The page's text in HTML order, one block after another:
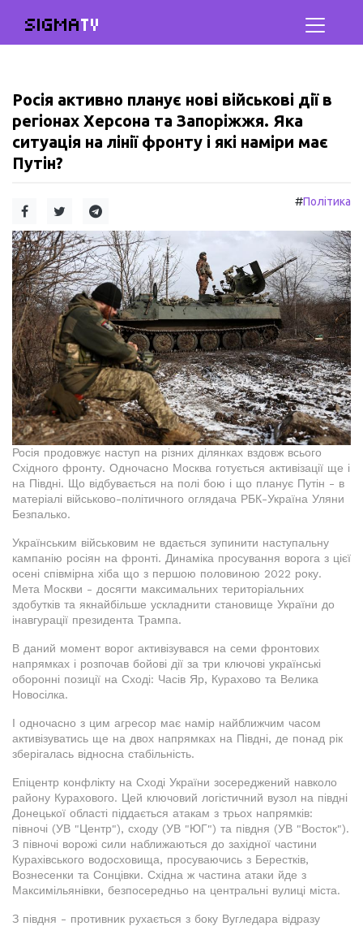
SIGMATV
Росія активно планує нові військові дії в
регіонах Херсона та Запоріжжя. Яка
ситуація на лінії фронту і які наміри має
Путін?
#Політика
Росія продовжує наступ на різних ділянках вздовж всього
Східного фронту. Одночасно Москва готується активізації ще і
на Півдні. Що відбувається на полі бою і що планує Путін - в
матеріалі військово-політичного оглядача РБК-Україна Уляни
Безпалько.
Українським військовим не вдається зупинити наступальну
кампанію росіян на фронті. Динаміка просування ворога з цієї
осені співмірна хіба що з першою половиною 2022 року.
Мета Москви - досягти максимальних територіальних
здобутків та якнайбільше ускладнити становище України до
інавгурації президента Трампа.
В даний момент ворог активізувався на семи фронтових
напрямках і розпочав бойові дії за три ключові українські
оборонні позиції на Сході: Часів Яр, Курахово та Велика
Новосілка.
І одночасно з цим агресор має намір найближчим часом
активізуватись ще на двох напрямках на Півдні, де понад рік
зберігалась відносна стабільність.
Епіцентр конфлікту на Сході України зосереджений навколо
району Курахового. Цей ключовий логістичний вузол на півдні
Донецької області піддається атакам з трьох напрямків:
півночі (УВ "Центр"), сходу (УВ "ЮГ") та півдня (УВ "Восток").
З півночі ворожі сили наближаються до західної частини
Курахівського водосховища, просуваючись з Берестків,
Вознесенки та Сонцівки. Східна ж частина атаки йде з
Максимільянівки, безпосередньо на центральні вулиці міста.
З півдня - противник рухається з боку Вугледара відразу